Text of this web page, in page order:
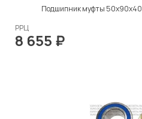
Подшипник муфты
РРЦ
8 655 ₽